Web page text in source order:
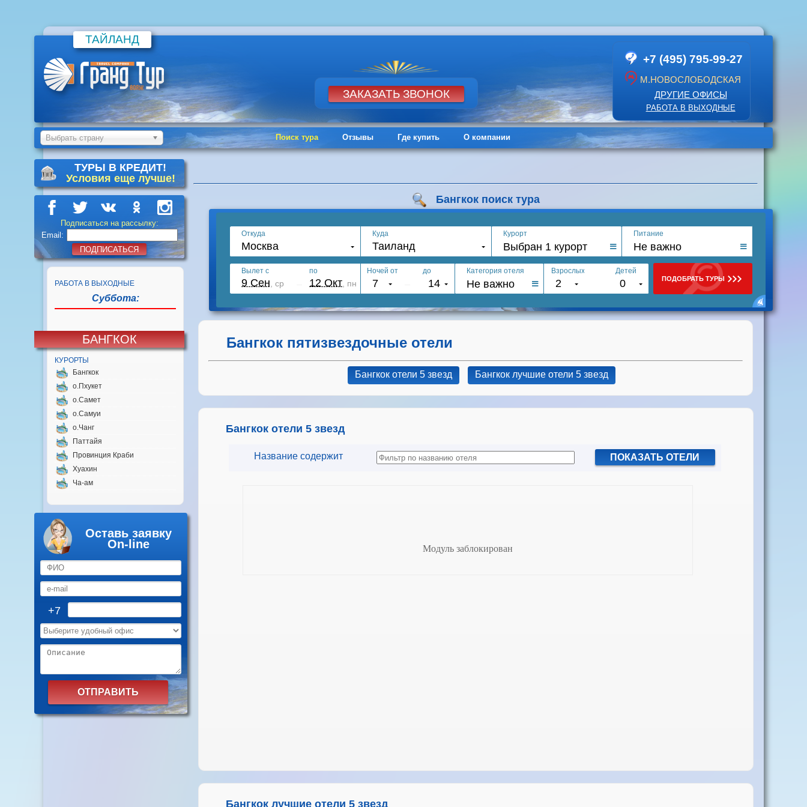
ТАЙЛАНД
+7 (495) 795-99-27
М.НОВОСЛОБОДСКАЯ
ДРУГИЕ ОФИСЫ
РАБОТА В ВЫХОДНЫЕ
Выбрать страну Поиск тура Отзывы Где купить О компании
ТУРЫ В КРЕДИТ!
Условия еще лучше!
Подписаться на рассылку:
Email:
ПОДПИСАТЬСЯ
РАБОТА В ВЫХОДНЫЕ
Суббота:
БАНГКОК
КУРОРТЫ
Бангкок
о.Пхукет
о.Самет
о.Самуи
о.Чанг
Паттайя
Провинция Краби
Хуахин
Ча-ам
Оставь заявку
On-line
+7
Бангкок поиск тура
Бангкок пятизвездочные отели
Бангкок отели 5 звезд Бангкок лучшие отели 5 звезд
Бангкок отели 5 звезд
Название содержит ПОКАЗАТЬ ОТЕЛИ
Бангкок лучшие отели 5 звезд